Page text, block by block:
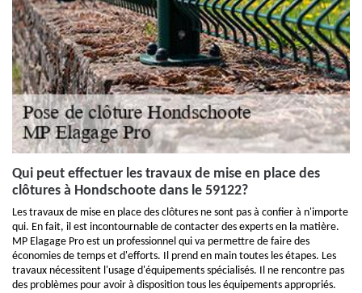
Qui peut effectuer les travaux de mise en place des
clôtures à Hondschoote dans le 59122?
Les travaux de mise en place des clôtures ne sont pas à confier à n'importe
qui. En fait, il est incontournable de contacter des experts en la matière.
MP Elagage Pro est un professionnel qui va permettre de faire des
économies de temps et d'efforts. Il prend en main toutes les étapes. Les
travaux nécessitent l'usage d'équipements spécialisés. Il ne rencontre pas
des problèmes pour avoir à disposition tous les équipements appropriés.